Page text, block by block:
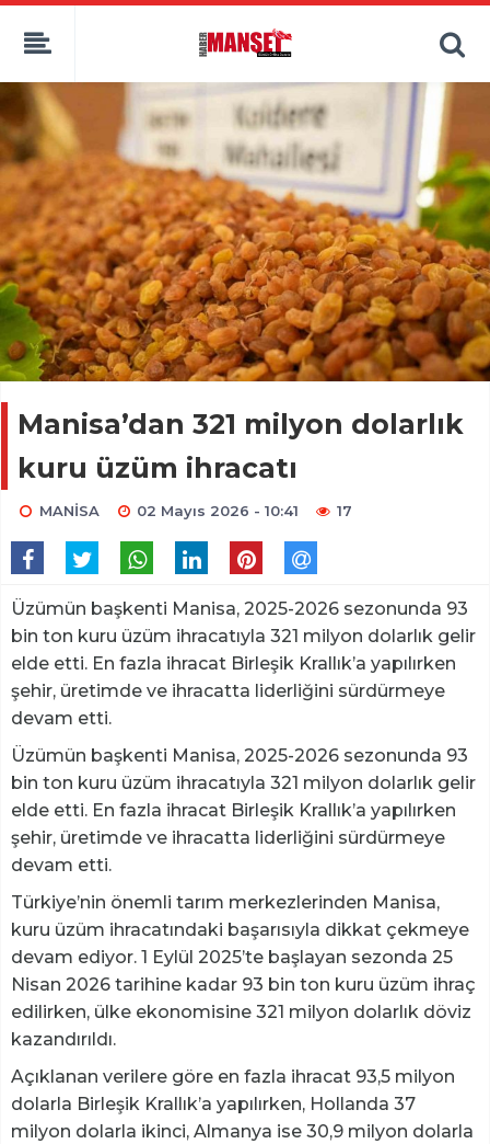
Manisa’dan 321 milyon dolarlık
kuru üzüm ihracatı
MANİSA 02 Mayıs 2026 - 10:41 17
Üzümün başkenti Manisa, 2025-2026 sezonunda 93
bin ton kuru üzüm ihracatıyla 321 milyon dolarlık gelir
elde etti. En fazla ihracat Birleşik Krallık’a yapılırken
şehir, üretimde ve ihracatta liderliğini sürdürmeye
devam etti.
Üzümün başkenti Manisa, 2025-2026 sezonunda 93
bin ton kuru üzüm ihracatıyla 321 milyon dolarlık gelir
elde etti. En fazla ihracat Birleşik Krallık’a yapılırken
şehir, üretimde ve ihracatta liderliğini sürdürmeye
devam etti.
Türkiye’nin önemli tarım merkezlerinden Manisa,
kuru üzüm ihracatındaki başarısıyla dikkat çekmeye
devam ediyor. 1 Eylül 2025’te başlayan sezonda 25
Nisan 2026 tarihine kadar 93 bin ton kuru üzüm ihraç
edilirken, ülke ekonomisine 321 milyon dolarlık döviz
kazandırıldı.
Açıklanan verilere göre en fazla ihracat 93,5 milyon
dolarla Birleşik Krallık’a yapılırken, Hollanda 37
milyon dolarla ikinci, Almanya ise 30,9 milyon dolarla